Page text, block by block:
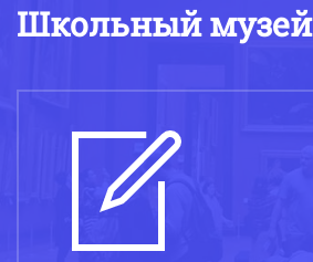
Школьный музей